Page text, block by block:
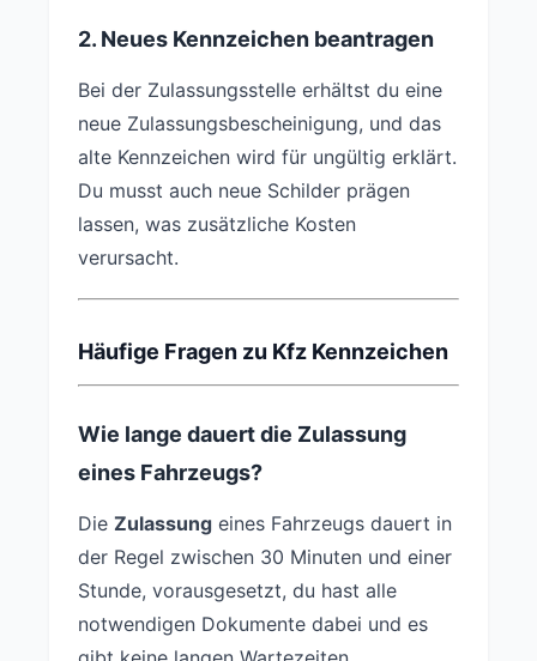
2. Neues Kennzeichen beantragen
Bei der Zulassungsstelle erhältst du eine
neue Zulassungsbescheinigung, und das
alte Kennzeichen wird für ungültig erklärt.
Du musst auch neue Schilder prägen
lassen, was zusätzliche Kosten
verursacht.
Häufige Fragen zu Kfz Kennzeichen
Wie lange dauert die Zulassung
eines Fahrzeugs?
Die Zulassung eines Fahrzeugs dauert in
der Regel zwischen 30 Minuten und einer
Stunde, vorausgesetzt, du hast alle
notwendigen Dokumente dabei und es